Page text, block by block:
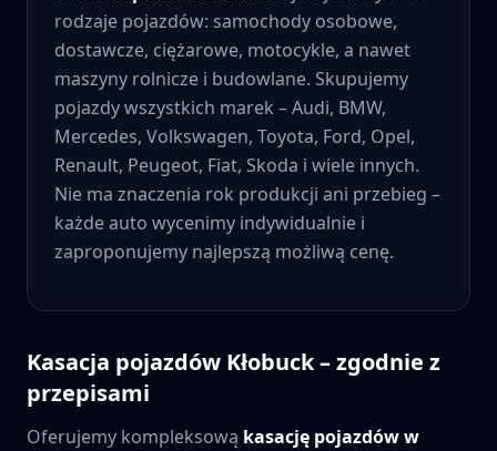
rodzaje pojazdów: samochody osobowe,
dostawcze, ciężarowe, motocykle, a nawet
maszyny rolnicze i budowlane. Skupujemy
pojazdy wszystkich marek – Audi, BMW,
Mercedes, Volkswagen, Toyota, Ford, Opel,
Renault, Peugeot, Fiat, Skoda i wiele innych.
Nie ma znaczenia rok produkcji ani przebieg –
każde auto wycenimy indywidualnie i
zaproponujemy najlepszą możliwą cenę.
Kasacja pojazdów Kłobuck– zgodnie z
przepisami
Oferujemy kompleksową kasację pojazdów w